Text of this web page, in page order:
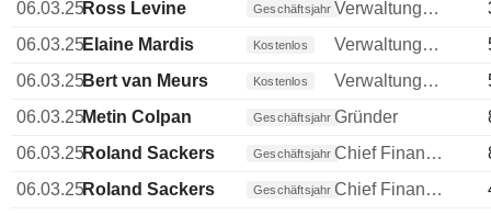
06.03.25Ross Levine Geschäftsjahr Verwaltungsratsmitglied
06.03.25Elaine Mardis Kostenlos Verwaltungsratsmitglied
06.03.25Bert van Meurs Kostenlos Verwaltungsratsmitglied
06.03.25Metin Colpan Geschäftsjahr Gründer
06.03.25Roland Sackers Geschäftsjahr Chief Financial Officer (CFO)
06.03.25Roland Sackers Geschäftsjahr Chief Financial Officer (CFO)